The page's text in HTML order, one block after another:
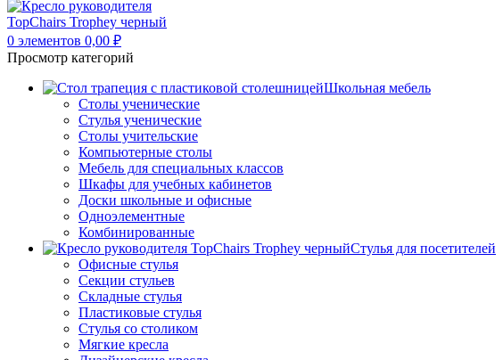
0 элементов 0,00 ₽
Просмотр категорий
Школьная мебель
Столы ученические
Стулья ученические
Столы учительские
Компьютерные столы
Мебель для специальных классов
Шкафы для учебных кабинетов
Доски школьные и офисные
Одноэлементные
Комбинированные
Стулья для посетителей
Офисные стулья
Секции стульев
Складные стулья
Пластиковые стулья
Стулья со столиком
Мягкие кресла